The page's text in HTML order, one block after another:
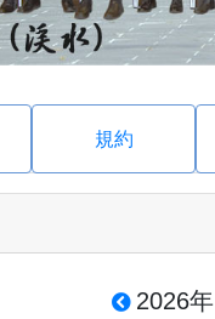
規約
2026年